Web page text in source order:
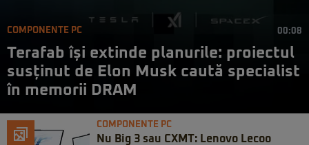
COMPONENTE PC 00:08
Terafab își extinde planurile: proiectul
susținut de Elon Musk caută specialist
în memorii DRAM
COMPONENTE PC
Nu Big 3 sau CXMT: Lenovo Lecoo